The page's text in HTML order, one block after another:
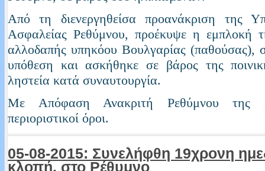
Από τη διενεργηθείσα προανάκριση της
Ασφαλείας Ρεθύμνου, προέκυψε η εμπλοκή
αλλοδαπής υπηκόου Βουλγαρίας (παθούσας),
υπόθεση και ασκήθηκε σε βάρος της
ληστεία κατά συναυτουργία.
Με Απόφαση Ανακριτή Ρεθύμνου της
περιοριστικοί όροι.
05-08-2015: Συνελήφθη 19χρονη
κλοπή, στο Ρέθυμνο